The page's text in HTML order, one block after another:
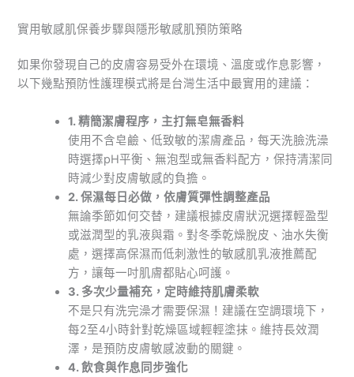
實用敏感肌保養步驟與隱形敏感肌預防策略
如果你發現自己的皮膚容易受外在環境、溫度或作息影響，
以下幾點預防性護理模式將是台灣生活中最實用的建議：
1. 精簡潔膚程序，主打無皂無香料
使用不含皂鹼、低致敏的潔膚產品，每天洗臉洗澡
時選擇pH平衡、無泡型或無香料配方，保持清潔同
時減少對皮膚敏感的負擔。
2. 保濕每日必做，依膚質彈性調整產品
無論季節如何交替，建議根據皮膚狀況選擇輕盈型
或滋潤型的乳液與霜。對冬季乾燥脫皮、油水失衡
處，選擇高保濕而低刺激性的敏感肌乳液推薦配
方，讓每一吋肌膚都貼心呵護。
3. 多次少量補充，定時維持肌膚柔軟
不是只有洗完澡才需要保濕！建議在空調環境下，
每2至4小時針對乾燥區域輕輕塗抹。維持長效潤
澤，是預防皮膚敏感波動的關鍵。
4. 飲食與作息同步強化